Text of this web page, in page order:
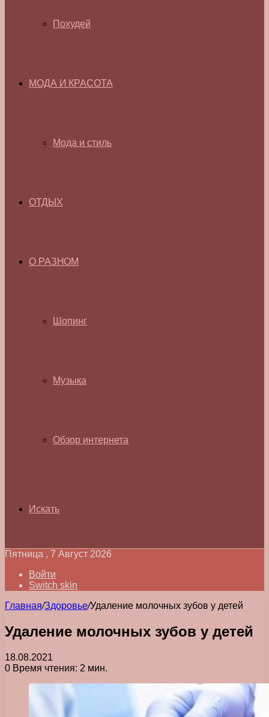
Похудей
МОДА И КРАСОТА
Мода и стиль
ОТДЫХ
О РАЗНОМ
Шопинг
Музыка
Обзор интернета
Искать
Пятница , 7 Август 2026
Войти
Switch skin
Главная/Здоровье/Удаление молочных зубов у детей
Удаление молочных зубов у детей
18.08.2021
0 Время чтения: 2 мин.